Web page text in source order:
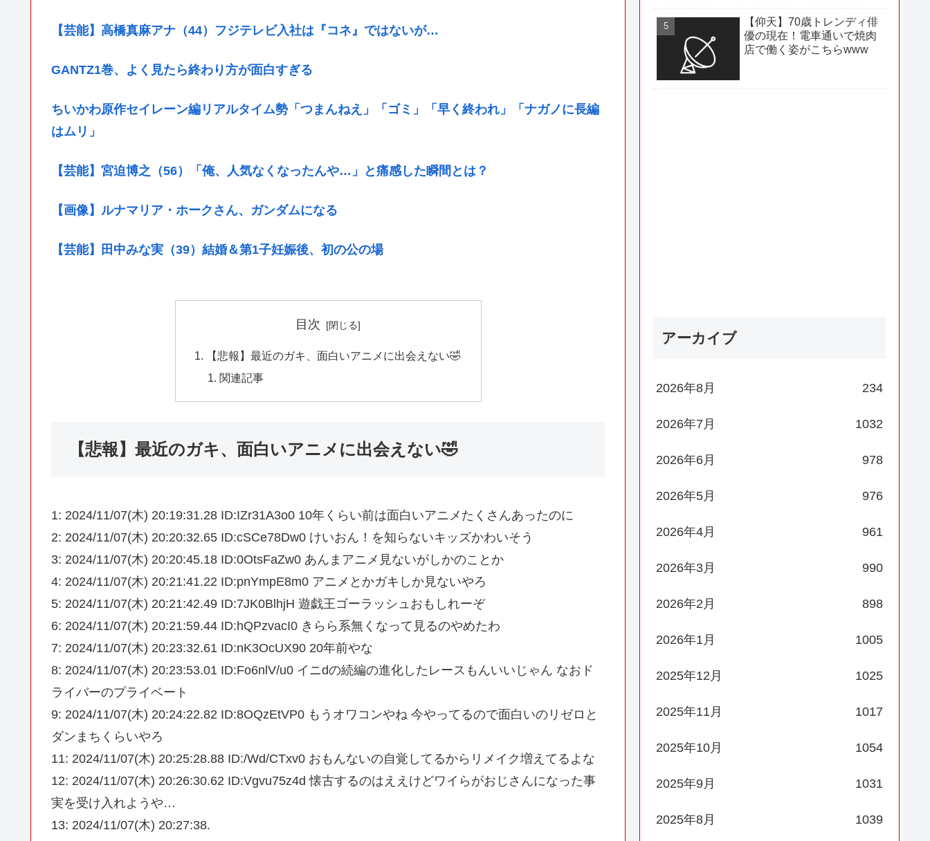
【芸能】高橋真麻アナ（44）フジテレビ入社は『コネ』ではないが…
GANTZ1巻、よく見たら終わり方が面白すぎる
ちいかわ原作セイレーン編リアルタイム勢「つまんねえ」「ゴミ」「早く終われ」「ナガノに長編
はムリ」
【芸能】宮迫博之（56）「俺、人気なくなったんや…」と痛感した瞬間とは？
【画像】ルナマリア・ホークさん、ガンダムになる
【芸能】田中みな実（39）結婚＆第1子妊娠後、初の公の場
目次
【悲報】最近のガキ、面白いアニメに出会えない🤣
関連記事
【悲報】最近のガキ、面白いアニメに出会えない🤣
1: 2024/11/07(木) 20:19:31.28 ID:IZr31A3o0 10年くらい前は面白いアニメたくさんあったのに
2: 2024/11/07(木) 20:20:32.65 ID:cSCe78Dw0 けいおん！を知らないキッズかわいそう
3: 2024/11/07(木) 20:20:45.18 ID:0OtsFaZw0 あんまアニメ見ないがしかのことか
4: 2024/11/07(木) 20:21:41.22 ID:pnYmpE8m0 アニメとかガキしか見ないやろ
5: 2024/11/07(木) 20:21:42.49 ID:7JK0BlhjH 遊戯王ゴーラッシュおもしれーぞ
6: 2024/11/07(木) 20:21:59.44 ID:hQPzvacI0 きらら系無くなって見るのやめたわ
7: 2024/11/07(木) 20:23:32.61 ID:nK3OcUX90 20年前やな
8: 2024/11/07(木) 20:23:53.01 ID:Fo6nlV/u0 イニdの続編の進化したレースもんいいじゃん なおド
ライバーのプライベート
9: 2024/11/07(木) 20:24:22.82 ID:8OQzEtVP0 もうオワコンやね 今やってるので面白いのリゼロと
ダンまちくらいやろ
11: 2024/11/07(木) 20:25:28.88 ID:/Wd/CTxv0 おもんないの自覚してるからリメイク増えてるよな
12: 2024/11/07(木) 20:26:30.62 ID:Vgvu75z4d 懐古するのはええけどワイらがおじさんになった事
実を受け入れようや…
13: 2024/11/07(木) 20:27:38.
【仰天】70歳トレンディ俳
優の現在！電車通いで焼肉
店で働く姿がこちらwww
アーカイブ
2026年8月 234
2026年7月 1032
2026年6月 978
2026年5月 976
2026年4月 961
2026年3月 990
2026年2月 898
2026年1月 1005
2025年12月 1025
2025年11月 1017
2025年10月 1054
2025年9月 1031
2025年8月 1039